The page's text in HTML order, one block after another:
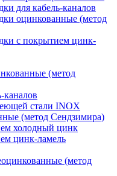
для кабель-каналов
оцинкованные (метод
с покрытием цинк-
(метод
каналов
стали INOX
(метод Сендзимира)
холодный цинк
цинк-ламель
(метод